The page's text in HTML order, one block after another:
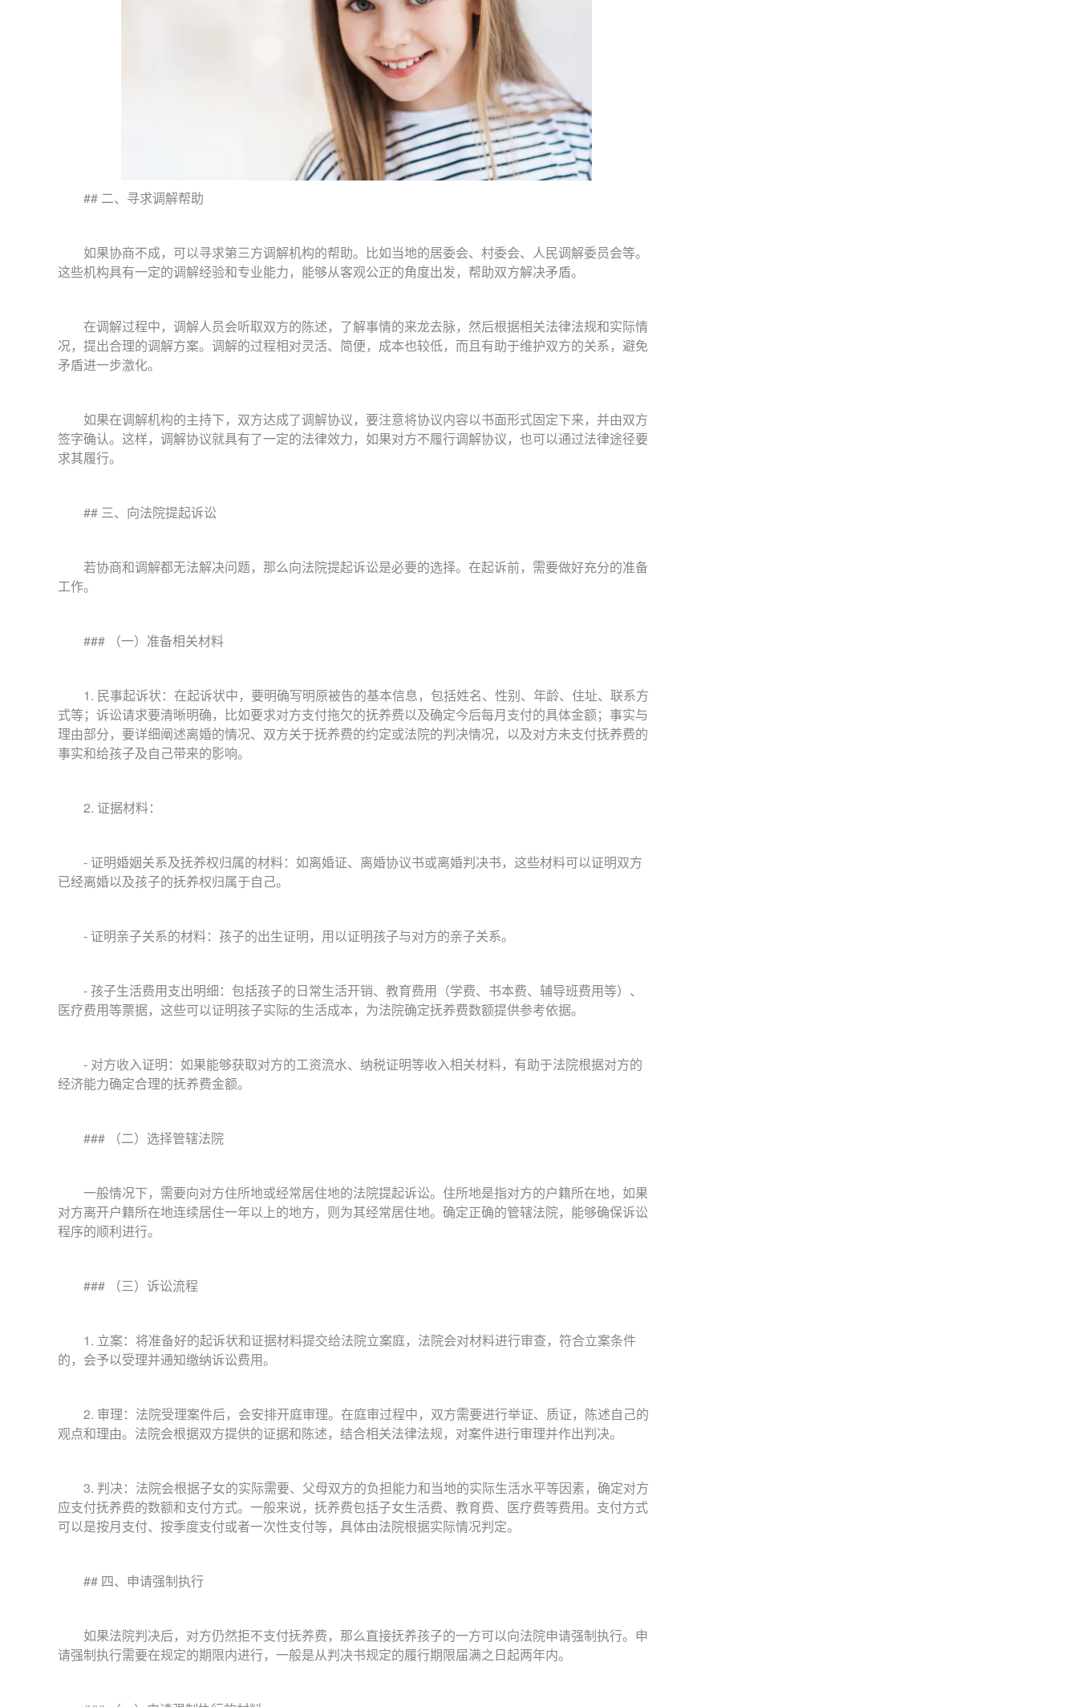
## 二、寻求调解帮助
如果协商不成，可以寻求第三方调解机构的帮助。比如当地的居委会、村委会、人民调解委员会等。
这些机构具有一定的调解经验和专业能力，能够从客观公正的角度出发，帮助双方解决矛盾。
在调解过程中，调解人员会听取双方的陈述，了解事情的来龙去脉，然后根据相关法律法规和实际情
况，提出合理的调解方案。调解的过程相对灵活、简便，成本也较低，而且有助于维护双方的关系，避免
矛盾进一步激化。
如果在调解机构的主持下，双方达成了调解协议，要注意将协议内容以书面形式固定下来，并由双方
签字确认。这样，调解协议就具有了一定的法律效力，如果对方不履行调解协议，也可以通过法律途径要
求其履行。
## 三、向法院提起诉讼
若协商和调解都无法解决问题，那么向法院提起诉讼是必要的选择。在起诉前，需要做好充分的准备
工作。
### （一）准备相关材料
1. 民事起诉状：在起诉状中，要明确写明原被告的基本信息，包括姓名、性别、年龄、住址、联系方
式等；诉讼请求要清晰明确，比如要求对方支付拖欠的抚养费以及确定今后每月支付的具体金额；事实与
理由部分，要详细阐述离婚的情况、双方关于抚养费的约定或法院的判决情况，以及对方未支付抚养费的
事实和给孩子及自己带来的影响。
2. 证据材料：
- 证明婚姻关系及抚养权归属的材料：如离婚证、离婚协议书或离婚判决书，这些材料可以证明双方
已经离婚以及孩子的抚养权归属于自己。
- 证明亲子关系的材料：孩子的出生证明，用以证明孩子与对方的亲子关系。
- 孩子生活费用支出明细：包括孩子的日常生活开销、教育费用（学费、书本费、辅导班费用等）、
医疗费用等票据，这些可以证明孩子实际的生活成本，为法院确定抚养费数额提供参考依据。
- 对方收入证明：如果能够获取对方的工资流水、纳税证明等收入相关材料，有助于法院根据对方的
经济能力确定合理的抚养费金额。
### （二）选择管辖法院
一般情况下，需要向对方住所地或经常居住地的法院提起诉讼。住所地是指对方的户籍所在地，如果
对方离开户籍所在地连续居住一年以上的地方，则为其经常居住地。确定正确的管辖法院，能够确保诉讼
程序的顺利进行。
### （三）诉讼流程
1. 立案：将准备好的起诉状和证据材料提交给法院立案庭，法院会对材料进行审查，符合立案条件
的，会予以受理并通知缴纳诉讼费用。
2. 审理：法院受理案件后，会安排开庭审理。在庭审过程中，双方需要进行举证、质证，陈述自己的
观点和理由。法院会根据双方提供的证据和陈述，结合相关法律法规，对案件进行审理并作出判决。
3. 判决：法院会根据子女的实际需要、父母双方的负担能力和当地的实际生活水平等因素，确定对方
应支付抚养费的数额和支付方式。一般来说，抚养费包括子女生活费、教育费、医疗费等费用。支付方式
可以是按月支付、按季度支付或者一次性支付等，具体由法院根据实际情况判定。
## 四、申请强制执行
如果法院判决后，对方仍然拒不支付抚养费，那么直接抚养孩子的一方可以向法院申请强制执行。申
请强制执行需要在规定的期限内进行，一般是从判决书规定的履行期限届满之日起两年内。